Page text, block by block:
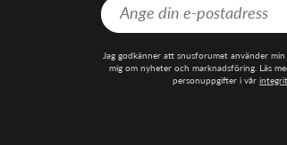
Jag godkänner att snusforumet använder
mig om nyheter och marknadsföring. Läs
personuppgifter i vår